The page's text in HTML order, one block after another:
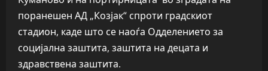
поранешен АД „Козјак“ спроти градскиот
стадион, каде што се наоѓа Одделението за
социјална заштита, заштита на децата и
здравствена заштита.